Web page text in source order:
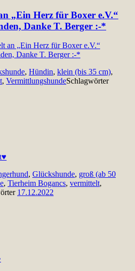
„Ein Herz für Boxer e.V.“
Danke T. Berger :-*
, Hündin, klein (bis 35 cm),
, VermittlungshundeSchlagwörter
, Glückshunde, groß (ab 50
, Tierheim Bogancs, vermittelt,
17.12.2022